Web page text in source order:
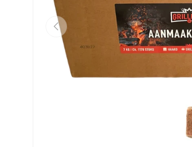
Vorherige